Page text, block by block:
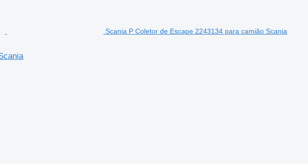
Scania P Coletor de Escape 2243134 para camião Scania